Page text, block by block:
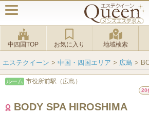
中四国TOP お気に入り 地域検索
エステクイーン > 中国・四国エリア > 広島 >
ルーム 市役所前駅（広島）
20
BODY SPA HIROSHIMA